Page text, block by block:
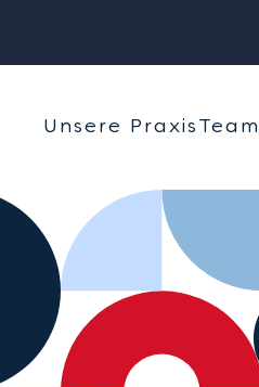
Unsere Praxis Team